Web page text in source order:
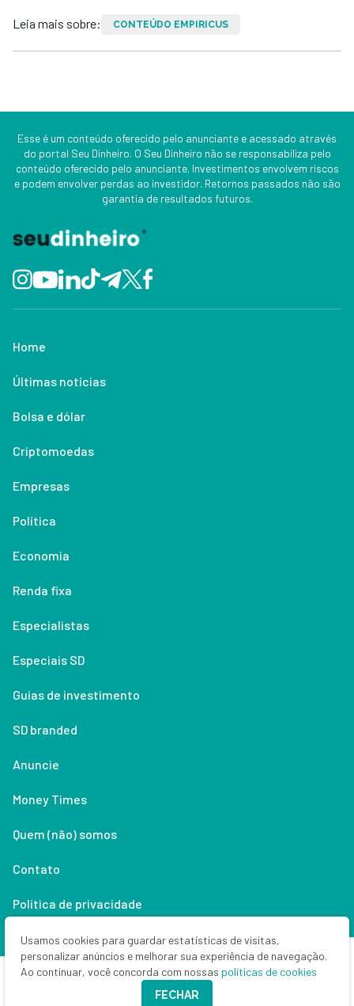
Leia mais sobre: CONTEÚDO EMPIRICUS
Esse é um conteúdo oferecido pelo anunciante e acessado através
do portal Seu Dinheiro. O Seu Dinheiro não se responsabiliza pelo
conteúdo oferecido pelo anunciante. Investimentos envolvem riscos
e podem envolver perdas ao investidor. Retornos passados não são
garantia de resultados futuros.
Home
Últimas notícias
Bolsa e dólar
Criptomoedas
Empresas
Política
Economia
Renda fixa
Especialistas
Especiais SD
Guias de investimento
SD branded
Anuncie
Money Times
Quem (não) somos
Contato
Política de privacidade
Lifestyle
Copyright © 2026 Seu Dinheiro. Todos os direitos reservados.
Usamos cookies para guardar estatísticas de visitas,
personalizar anúncios e melhorar sua experiência de navegação.
Ao continuar, você concorda com nossas políticas de cookies
FECHAR